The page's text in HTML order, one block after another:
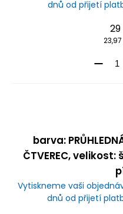
dnů od přijetí
29
23,97
barva:
ČTVEREC,
Vytiskneme vaši
dnů od přijetí